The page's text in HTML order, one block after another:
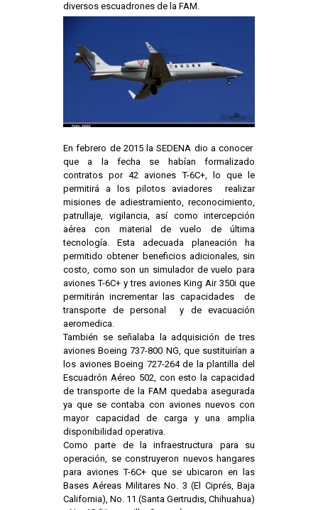
diversos escuadrones de la FAM.
En febrero de 2015 la SEDENA dio a conocer
que a la fecha se habían formalizado
contratos por 42 aviones T-6C+, lo que le
permitirá a los pilotos aviadores realizar
misiones de adiestramiento, reconocimiento,
patrullaje, vigilancia, así como intercepción
aérea con material de vuelo de última
tecnología. Esta adecuada planeación ha
permitido obtener beneficios adicionales, sin
costo, como son un simulador de vuelo para
aviones T-6C+ y tres aviones King Air 350i que
permitirán incrementar las capacidades de
transporte de personal y de evacuación
aeromedica.
También se señalaba la adquisición de tres
aviones Boeing 737-800 NG, que sustituirían a
los aviones Boeing 727-264 de la plantilla del
Escuadrón Aéreo 502, con esto la capacidad
de transporte de la FAM quedaba asegurada
ya que se contaba con aviones nuevos con
mayor capacidad de carga y una amplia
disponibilidad operativa.
Como parte de la infraestructura para su
operación, se construyeron nuevos hangares
para aviones T-6C+ que se ubicaron en las
Bases Aéreas Militares No. 3 (El Ciprés, Baja
California), No. 11 (Santa Gertrudis, Chihuahua)